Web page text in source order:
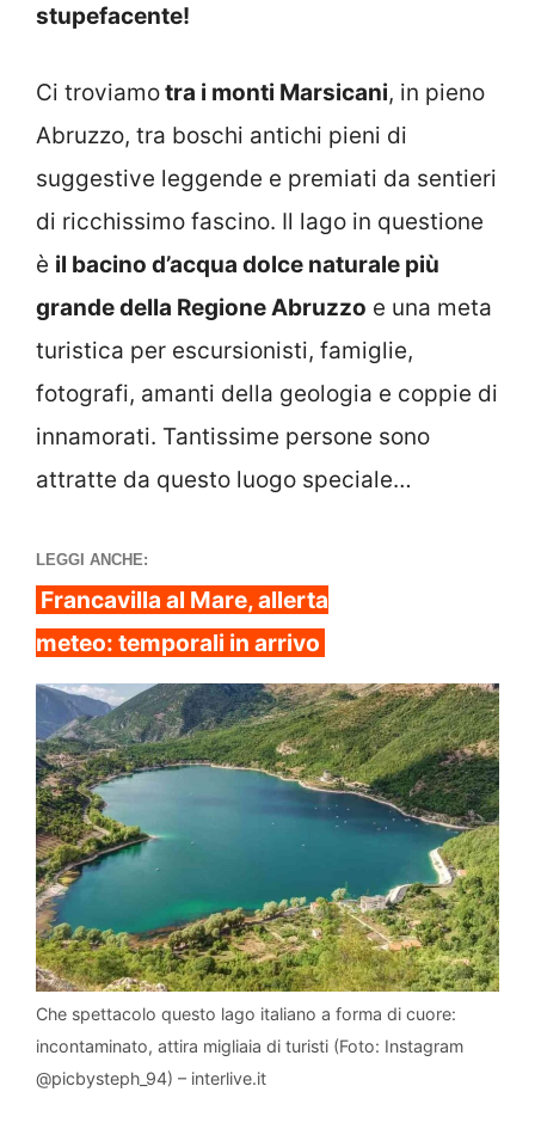
stupefacente!
Ci troviamotra i monti Marsicani, in pieno
Abruzzo, tra boschi antichi pieni di
suggestive leggende e premiati da sentieri
di ricchissimo fascino. Il lago in questione
è il bacino d’acqua dolce naturale più
grande della Regione Abruzzo e una meta
turistica per escursionisti, famiglie,
fotografi, amanti della geologia e coppie di
innamorati. Tantissime persone sono
attratte da questo luogo speciale…
LEGGI ANCHE:
Francavilla al Mare, allerta
meteo: temporali in arrivo
Che spettacolo questo lago italiano a forma di cuore:
incontaminato, attira migliaia di turisti (Foto: Instagram
@picbysteph_94) – interlive.it